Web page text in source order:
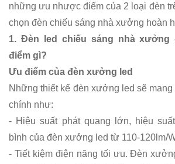
những ưu nhược điểm của 2 loại đèn
chọn đèn chiếu sáng nhà xưởng hoàn
1. Đèn led chiếu sáng nhà
điểm gì?
Ưu điểm của đèn xưởng led
Những thiết kế đèn xưởng led sẽ
chính như:
- Hiệu suất phát quang lớn, hiệu
bình của đèn xưởng led từ 110-120lm/
- Tiết kiệm điện năng tối ưu. Đèn